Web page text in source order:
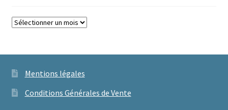
Archives
Mentions légales
Conditions Générales de Vente